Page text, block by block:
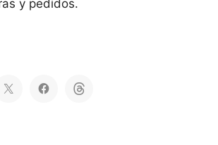
y pedidos.